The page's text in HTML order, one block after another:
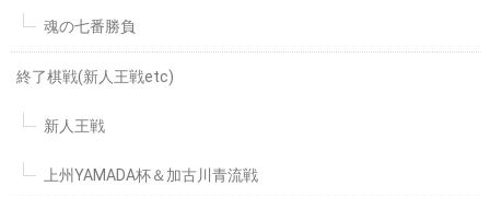
魂の七番勝負
終了棋戦(新人王戦etc)
新人王戦
上州YAMADA杯＆加古川青流戦